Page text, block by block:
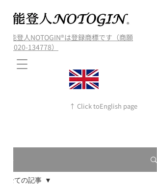
能登人NOTOGIN®️は登録商標です（商願
2020-134778）
↑ Click toEnglish page
記事
全ての記事